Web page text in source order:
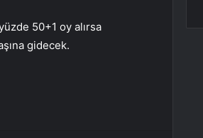
50+1 oy alırsa
gidecek.